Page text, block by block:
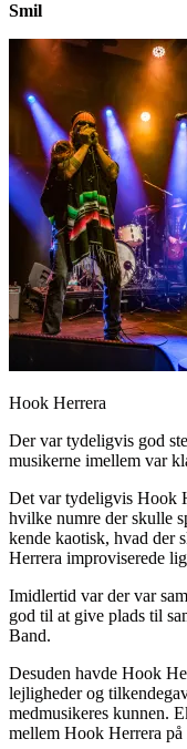
Smil
Hook Herrera
Der var tydeligvis god
musikerne imellem var
Det var tydeligvis Hook
hvilke numre der skulle
kende kaotisk, hvad der
Herrera improviserede
Imidlertid var der var
god til at give plads til
Band.
Desuden havde Hook
lejligheder og
medmusikeres kunnen.
mellem Hook Herrera